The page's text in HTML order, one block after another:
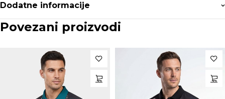
Dodatne informacije
Povezani proizvodi